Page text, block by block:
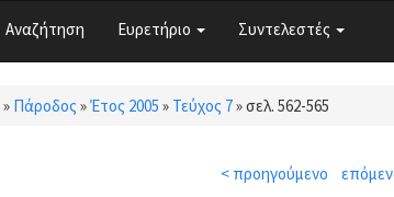
Αναζήτηση Ευρετήριο Συντελεστές
» Πάροδος »Έτος 2005 » Τεύχος 7»σελ. 562-565
< προηγούμενο